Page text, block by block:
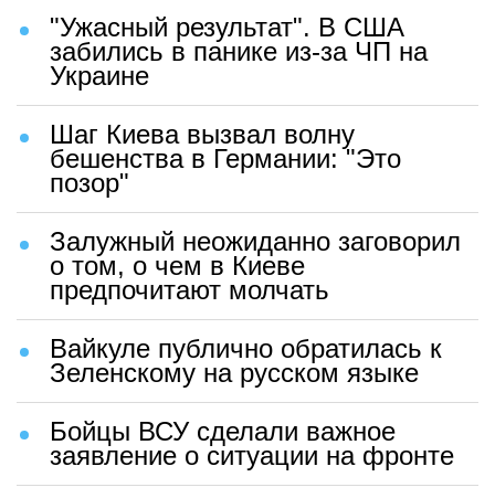
"Ужасный результат". В США
забились в панике из-за ЧП на
Украине
Шаг Киева вызвал волну
бешенства в Германии: "Это
позор"
Залужный неожиданно заговорил
о том, о чем в Киеве
предпочитают молчать
Вайкуле публично обратилась к
Зеленскому на русском языке
Бойцы ВСУ сделали важное
заявление о ситуации на фронте